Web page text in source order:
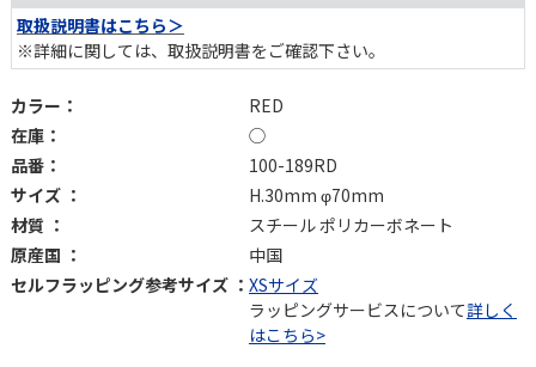
取扱説明書はこちら＞
※詳細に関しては、取扱説明書をご確認下さい。
カラー：
RED
在庫：
◯
品番：
100-189RD
サイズ ：
H.30mm φ70mm
材質 ：
スチール ポリカーボネート
原産国 ：
中国
セルフラッピング参考サイズ ： XSサイズ
ラッピングサービスについて詳しく
はこちら>